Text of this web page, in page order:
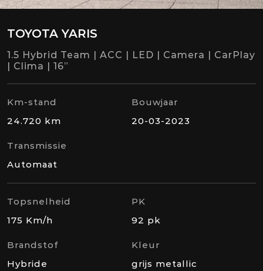
TOYOTA YARIS
1.5 Hybrid Team | ACC | LED | Camera | CarPlay
| Clima | 16”
Km-stand
24.720 km
Bouwjaar
20-03-2023
Transmissie
Automaat
Topsnelheid
175 Km/h
PK
92 pk
Brandstof
Hybride
Kleur
grijs metallic